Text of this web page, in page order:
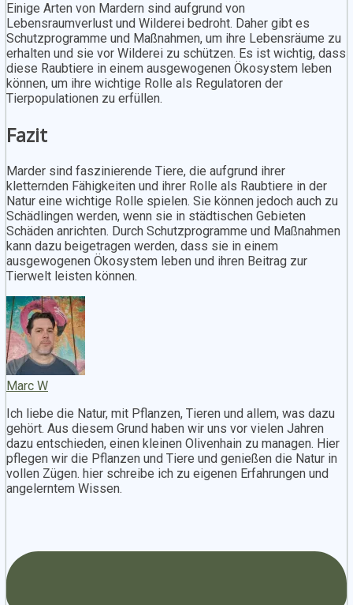
Einige Arten von Mardern sind aufgrund von
Lebensraumverlust und Wilderei bedroht. Daher gibt es
Schutzprogramme und Maßnahmen, um ihre Lebensräume zu
erhalten und sie vor Wilderei zu schützen. Es ist wichtig, dass
diese Raubtiere in einem ausgewogenen Ökosystem leben
können, um ihre wichtige Rolle als Regulatoren der
Tierpopulationen zu erfüllen.
Fazit
Marder sind faszinierende Tiere, die aufgrund ihrer
kletternden Fähigkeiten und ihrer Rolle als Raubtiere in der
Natur eine wichtige Rolle spielen. Sie können jedoch auch zu
Schädlingen werden, wenn sie in städtischen Gebieten
Schäden anrichten. Durch Schutzprogramme und Maßnahmen
kann dazu beigetragen werden, dass sie in einem
ausgewogenen Ökosystem leben und ihren Beitrag zur
Tierwelt leisten können.
Marc W
Ich liebe die Natur, mit Pflanzen, Tieren und allem, was dazu
gehört. Aus diesem Grund haben wir uns vor vielen Jahren
dazu entschieden, einen kleinen Olivenhain zu managen. Hier
pflegen wir die Pflanzen und Tiere und genießen die Natur in
vollen Zügen. hier schreibe ich zu eigenen Erfahrungen und
angelerntem Wissen.